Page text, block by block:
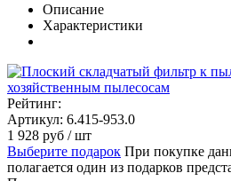
Описание
Характеристики
Рейтинг:
Артикул: 6.415-953.0
1 928 руб / шт
Выберите подарок При покупке
полагается один из подарков